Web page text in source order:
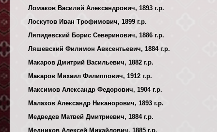
Ломаков Василий Александрович, 1893 г.р.
Лоскутов Иван Трофимович, 1899 г.р.
Ляпидевский Борис Северинович, 1886 г.р.
Ляшевский Филимон Авксентьевич, 1884 г.р.
Макаров Дмитрий Васильевич, 1882 г.р.
Макаров Михаил Филиппович, 1912 г.р.
Максимов Александр Федорович, 1904 г.р.
Малахов Александр Никанорович, 1893 г.р.
Медведев Матвей Дмитриевич, 1884 г.р.
Медников Алексей Михайлович, 1885 г.р.